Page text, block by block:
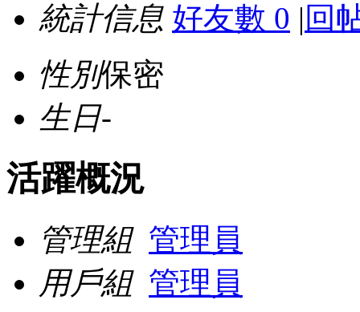
統計信息 好友數 0 | 回
性別保密
生日-
活躍概況
管理組 管理員
用戶組 管理員